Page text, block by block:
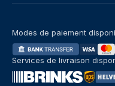
Modes de paiement
Services de livraison